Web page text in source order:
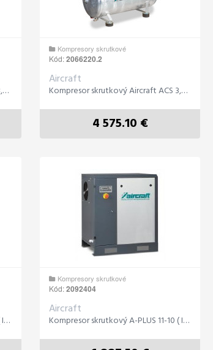
Kompresor skrutkový Aircraft ACS 3,5-10
Kompresory skrutkové
Kód:2066220.2
Aircraft
Kompresor skrutkový Aircraft ACS 3,5-10-200
4 575.10 €
Kompresor skrutkový A-PLUS 11-13 ( IE 3 )
Kompresory skrutkové
Kód:2092404
Aircraft
Kompresor skrutkový A-PLUS 11-10 ( IE 3 )